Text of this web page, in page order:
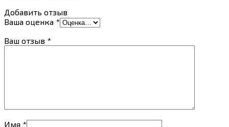
Добавить отзыв
Ваша оценка *
Ваш отзыв *
Имя *